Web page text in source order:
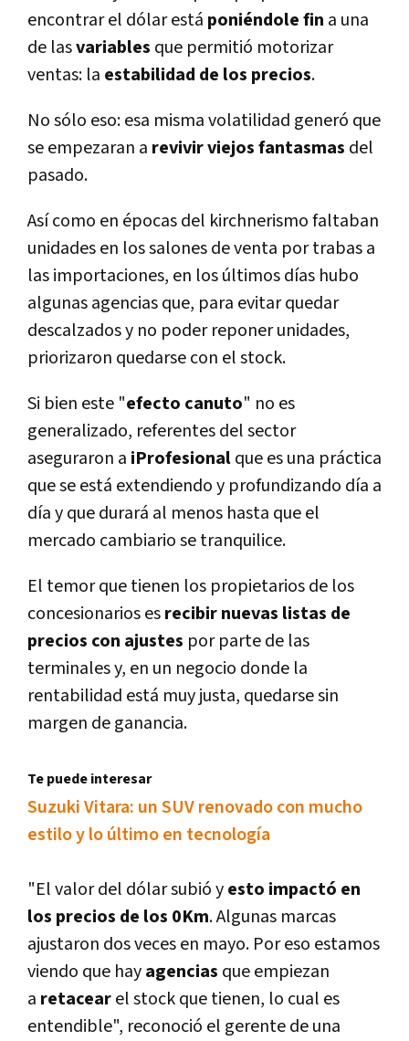
encontrar el dólar está poniéndolefin a una
de lasvariables que permitió motorizar
ventas: la estabilidad de los precios.
No sólo eso: esa misma volatilidad generó que
se empezaran a revivir viejos fantasmas del
pasado.
Así­ como en épocas del kirchnerismo faltaban
unidades en los salones de venta por trabas a
las importaciones, en los últimos dí­as hubo
algunas agencias que, para evitar quedar
descalzados y no poder reponer unidades,
priorizaron quedarse con el stock.
Si bien este "efecto canuto" no es
generalizado, referentes del sector
aseguraron a iProfesionalque es una práctica
que se está extendiendo y profundizando dí­a a
dí­a y que durará al menos hasta que el
mercado cambiario se tranquilice.
El temor que tienen los propietarios de los
concesionarios esrecibir nuevas listas de
precios con ajustes por parte de las
terminales y, en un negocio donde la
rentabilidad está muy justa, quedarse sin
margen de ganancia.
Te puede interesar
Suzuki Vitara: un SUV renovado con mucho
estilo y lo último en tecnologí­a
"El valor del dólar subió yesto impactó en
los precios de los 0Km. Algunas marcas
ajustaron dos veces en mayo. Por eso estamos
viendo que hayagencias que empiezan
a retacearel stock que tienen, lo cual es
entendible", reconoció el gerente de una